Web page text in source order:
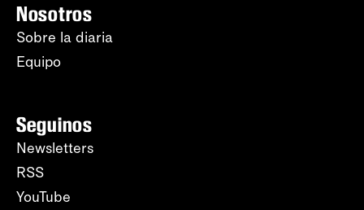
Nosotros
Sobre la diaria
Equipo
Seguinos
Newsletters
RSS
YouTube